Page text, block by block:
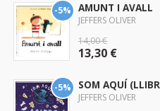
-5% AMUNT I AVALL
JEFFERS OLIVER
14,00 €
13,30 €
-5% SOM AQUÍ
JEFFERS OLIVER